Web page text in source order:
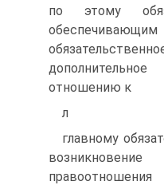
по этому
отношению к
л
главному